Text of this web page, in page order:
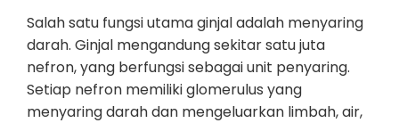
Salah satu fungsi utama ginjal adalah menyaring
darah. Ginjal mengandung sekitar satu juta
nefron, yang berfungsi sebagai unit penyaring.
Setiap nefron memiliki glomerulus yang
menyaring darah dan mengeluarkan limbah, air,